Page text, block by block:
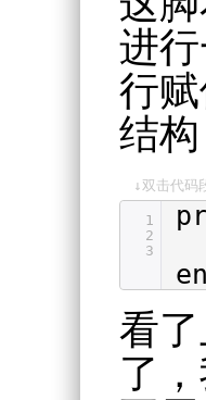
进
行
结构
↓双击代码
1
2
3
看
了